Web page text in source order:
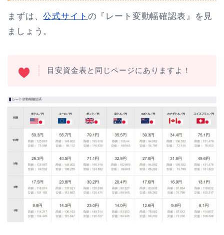
まずは、公式サイト の『レート変動幅確認表』を見
ましょう。
目安資金表と同じページにありますよ！